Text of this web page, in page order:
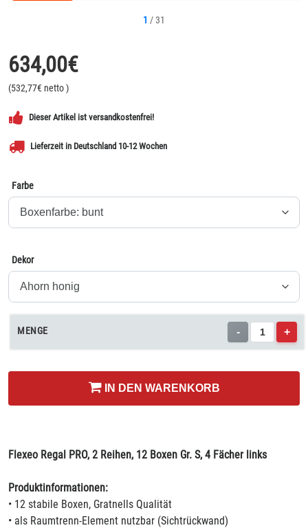
1 /31
634,00€
(532,77€ netto)
Dieser Artikel ist versandkostenfrei!
Lieferzeit in Deutschland 10-12 Wochen
Farbe
Dekor
MENGE - +
IN DEN WARENKORB
Flexeo Regal PRO, 2 Reihen, 12 Boxen Gr. S, 4 Fächer links
Produktinformationen:
• 12 stabile Boxen, Gratnells Qualität
• als Raumtrenn-Element nutzbar (Sichtrückwand)